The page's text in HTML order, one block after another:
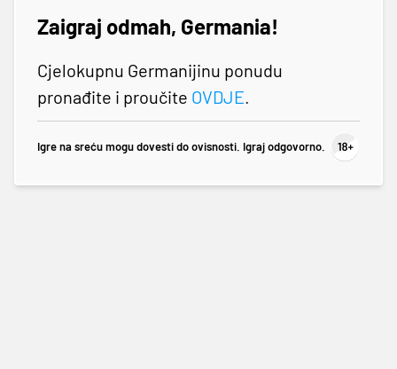
Zaigraj odmah, Germania!
Cjelokupnu Germanijinu ponudu
pronađite i proučite OVDJE.
Igre na sreću mogu dovesti do ovisnosti. Igraj odgovorno.